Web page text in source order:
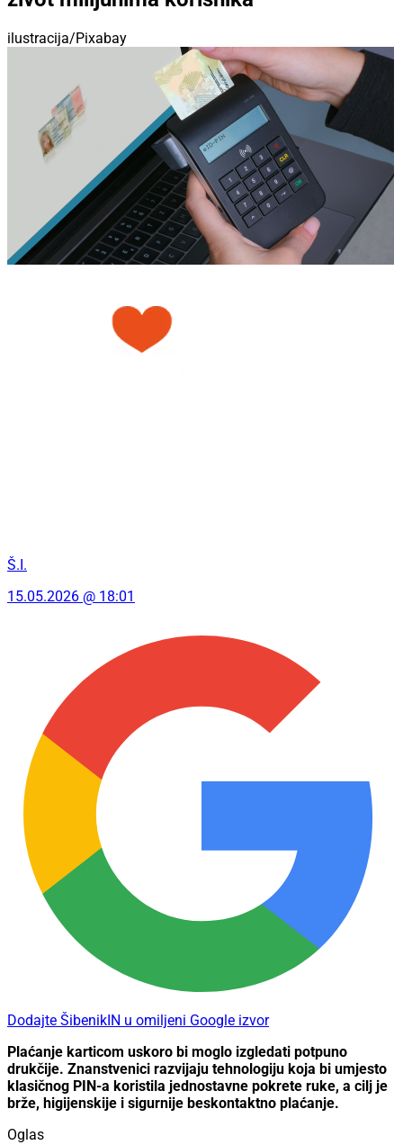
ilustracija/Pixabay
Š.I.
15.05.2026 @ 18:01
Dodajte ŠibenikIN u omiljeni Google izvor
Plaćanje karticom uskoro bi moglo izgledati potpuno
drukčije. Znanstvenici razvijaju tehnologiju koja bi umjesto
klasičnog PIN-a koristila jednostavne pokrete ruke, a cilj je
brže, higijenskije i sigurnije beskontaktno plaćanje.
Oglas